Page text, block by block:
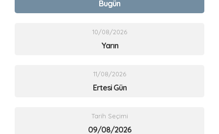
Bugün
10/08/2026
Yarın
11/08/2026
Ertesi Gün
Tarih Seçimi